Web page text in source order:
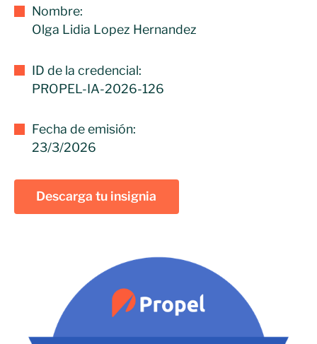
Nombre:
Olga Lidia Lopez Hernandez
ID de la credencial:
PROPEL-IA-2026-126
Fecha de emisión:
23/3/2026
Descarga tu insignia